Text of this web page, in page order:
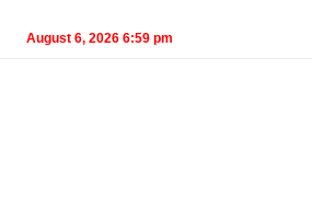
August 6, 2026 6:59 pm